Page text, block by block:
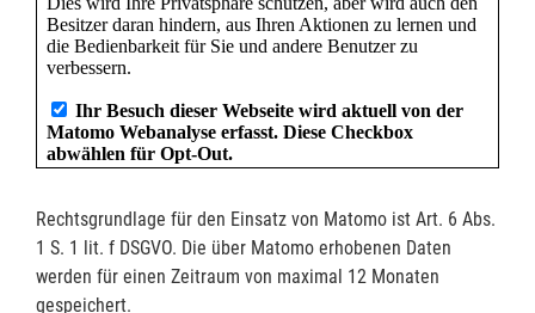
Rechtsgrundlage für den Einsatz von Matomo ist Art. 6 Abs.
1 S. 1 lit. f DSGVO. Die über Matomo erhobenen Daten
werden für einen Zeitraum von maximal 12 Monaten
gespeichert.